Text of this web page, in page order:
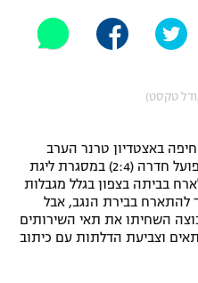
טקסט)
באצטדיון טרנר הערב
(שני), במשחק של הירוקים מול הפועל חדרה (2:4) במסגרת ליגת
בביתה בצפון בגלל מגבלות
להתארח בבירת הנגב, אבל
השחיתו את תאי השירותים
וצביעת הדלתות עם כיתוב